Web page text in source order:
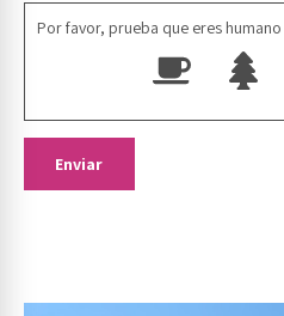
Por favor, prueba que eres